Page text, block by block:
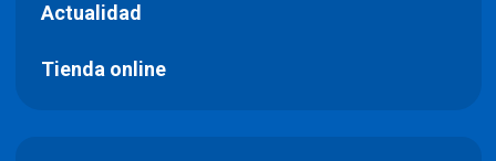
Actualidad
Tienda online